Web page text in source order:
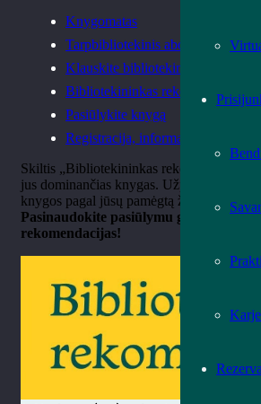
Knygomatas
Tarpbibliotekinis abonementas
Klauskite bibliotekininko
Bibliotekininkas rekomenduoja
Pasiūlykite knygą
Registracija, informacija, taisyklės
Skiltis „Bibliotekininkas rekomenduoja“
jus dominančias knygas. Užpildžius
knygos pagal jūsų pamėgtą žanrą, temas,
Pasinaudokite pasiūlymu gauti
rekomendacijas!